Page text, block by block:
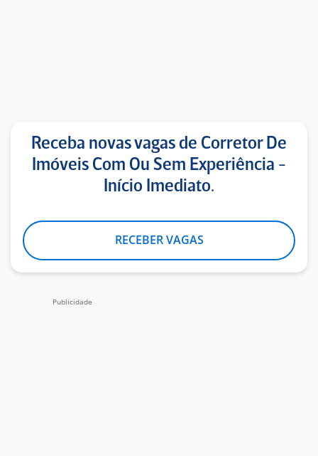
Receba novas vagas de Corretor De
Imóveis Com Ou Sem Experiência -
Início Imediato.
RECEBER VAGAS